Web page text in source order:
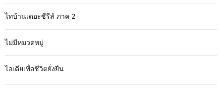
ไทบ้านเดอะซีรีส์ ภาค 2
ไม่มีหมวดหมู่
ไอเดียเพื่อชีวิตยั่งยืน